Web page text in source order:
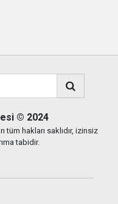
© 2024
hakları saklıdır, izinsiz
tabidir.